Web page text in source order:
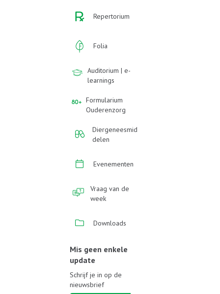
Repertorium
Folia
Auditorium | e-
learnings
Formularium
Ouderenzorg
Diergeneesmid
delen
Evenementen
Vraag van de
week
Downloads
Mis geen enkele
update
Schrijf je in op de
nieuwsbrief